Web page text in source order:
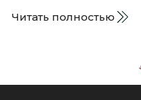
Читать полностью